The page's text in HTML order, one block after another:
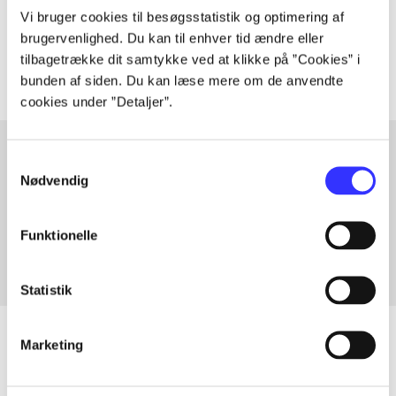
Vi bruger cookies til besøgsstatistik og optimering af
brugervenlighed. Du kan til enhver tid ændre eller
tilbagetrække dit samtykke ved at klikke på ”Cookies” i
bunden af siden. Du kan læse mere om de anvendte
cookies under ”Detaljer”.
Nødvendig
Funktionelle
Statistik
Marketing
Tidsskrift
Artiklerne i handler ofte om
Artikler med samme emner